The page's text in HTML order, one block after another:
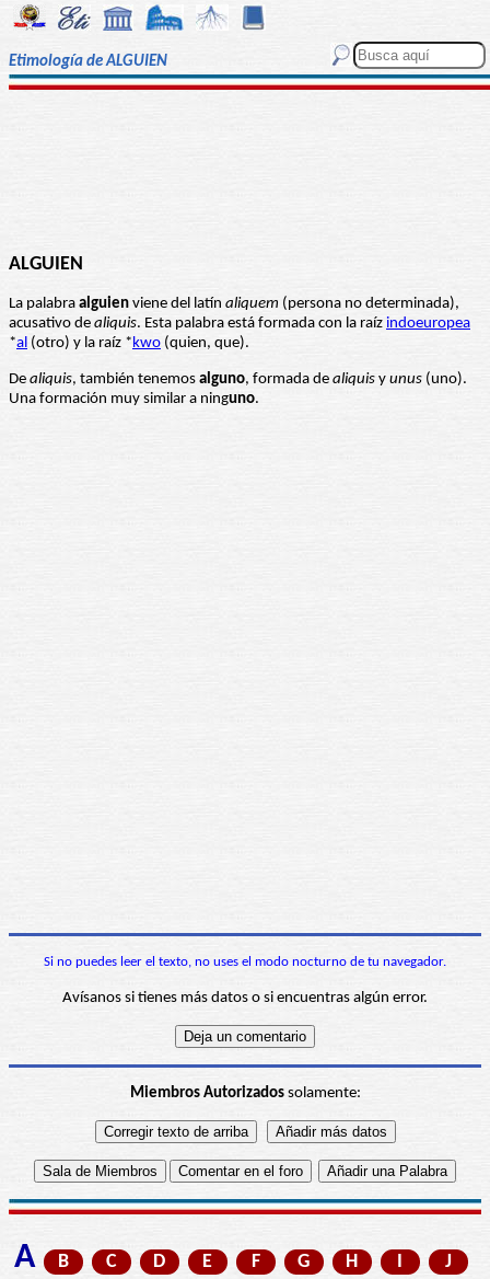
Etimología de ALGUIEN
ALGUIEN
La palabra alguien viene del latín aliquem (persona no determinada),
acusativo de aliquis. Esta palabra está formada con la raíz indoeuropea
*al (otro) y la raíz *kwo (quien, que).
De aliquis, también tenemos alguno, formada de aliquis y unus (uno).
Una formación muy similar a ninguno.
Si no puedes leer el texto, no uses el modo nocturno de tu navegador.
Avísanos si tienes más datos o si encuentras algún error.
Miembros Autorizadossolamente:
A B C D E F G H I
J